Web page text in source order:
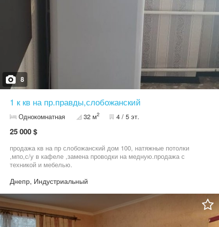
Зручна транспортна розв’язка дозволяє швидко дістатися будь-
якої частини міста. Квартира чудово підійде як для власного
проживання, так і для здачі в оренду. Телефонуйте та
домовляйтеся про перегляд! Можливо, саме ця квартира стане
вашим новим домом. Комунікації
8
1 к кв на пр.правды,слобожанский
Однокомнатная 32 м2 4 / 5 эт.
25 000 $
продажа кв на пр слобожанский дом 100, натяжные потолки
,мпо,с/у в кафеле ,замена проводки на медную.продажа с
техникой и мебелью.
Днепр, Индустриальный